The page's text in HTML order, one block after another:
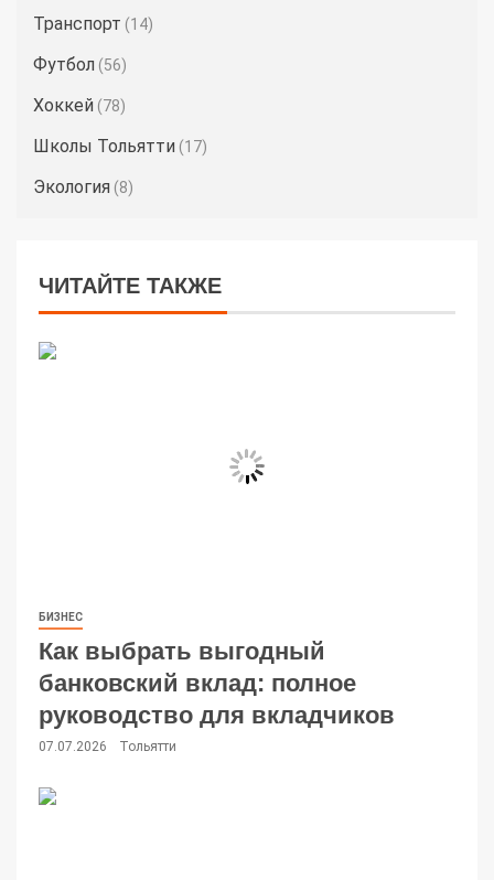
Транспорт (14)
Футбол (56)
Хоккей (78)
Школы Тольятти (17)
Экология (8)
ЧИТАЙТЕ ТАКЖЕ
БИЗНЕС
Как выбрать выгодный
банковский вклад: полное
руководство для вкладчиков
07.07.2026 Тольятти